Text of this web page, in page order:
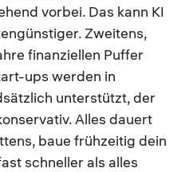
vorbei. Das kann KI
Zweitens,
finanziellen Puffer
ups werden in
unterstützt, der
Alles dauert
baue frühzeitig dein
schneller als alles